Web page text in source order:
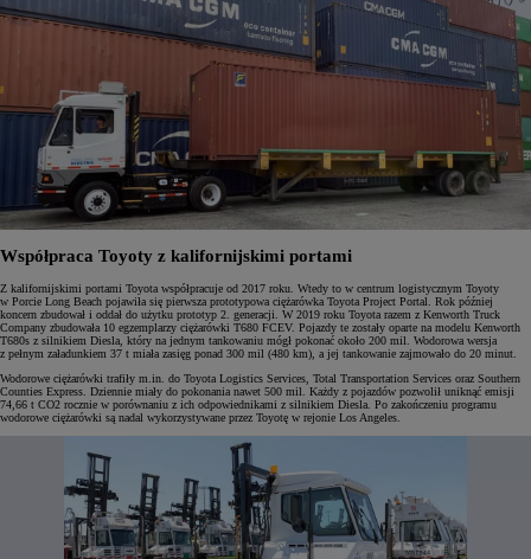
Współpraca Toyoty z kalifornijskimi portami
Z kalifornijskimi portami Toyota współpracuje od 2017 roku. Wtedy to w centrum logistycznym Toyoty
w Porcie Long Beach pojawiła się pierwsza prototypowa ciężarówka Toyota Project Portal. Rok później
koncern zbudował i oddał do użytku prototyp 2. generacji. W 2019 roku Toyota razem z Kenworth Truck
Company zbudowała 10 egzemplarzy ciężarówki T680 FCEV. Pojazdy te zostały oparte na modelu Kenworth
T680s z silnikiem Diesla, który na jednym tankowaniu mógł pokonać około 200 mil. Wodorowa wersja
z pełnym załadunkiem 37 t miała zasięg ponad 300 mil (480 km), a jej tankowanie zajmowało do 20 minut.
Wodorowe ciężarówki trafiły m.in. do Toyota Logistics Services, Total Transportation Services oraz Southern
Counties Express. Dziennie miały do pokonania nawet 500 mil. Każdy z pojazdów pozwolił uniknąć emisji
74,66 t CO2 rocznie w porównaniu z ich odpowiednikami z silnikiem Diesla. Po zakończeniu programu
wodorowe ciężarówki są nadal wykorzystywane przez Toyotę w rejonie Los Angeles.